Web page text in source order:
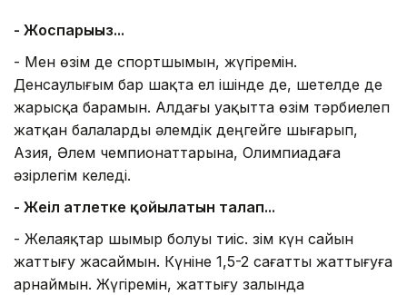
- Жоспарыңыз...
- Мен өзім де спортшымын, жүгіремін.
Денсаулығым бар шақта ел ішінде де, шетелде де
жарысқа барамын. Алдағы уақытта өзім тәрбиелеп
жатқан балаларды әлемдік деңгейге шығарып,
Азия, Әлем чемпионаттарына, Олимпиадаға
әзірлегім келеді.
- Жеңіл атлетке қойылатын талап...
- Желаяқтар шымыр болуы тиіс. Өзім күн сайын
жаттығу жасаймын. Күніне 1,5-2 сағатты жаттығуға
арнаймын. Жүгіремін, жаттығу залында